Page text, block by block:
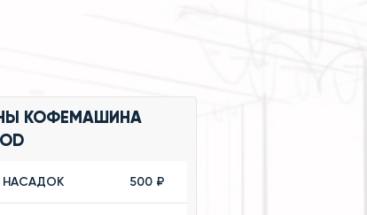
КОФЕМАШИНА
НАСАДОК 500 ₽